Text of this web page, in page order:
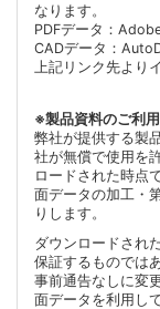
なります。
PDFデータ：
CADデータ：
上記リンク先より
※製品資料のご利
弊社が提供する製
社が無償で使用を
ロードされた時点
面データの加工・
りします。
ダウンロードされ
保証するものでは
事前通告なしに変
面データを利用し